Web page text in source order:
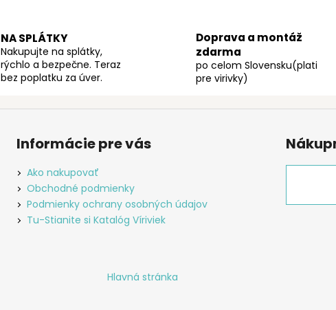
NA SPLÁTKY
Nakupujte na splátky,
rýchlo a bezpečne. Teraz
bez poplatku za úver.
Doprava a montáž
zdarma
po celom Slovensku(plati
pre virivky)
Informácie pre vás
Ako nakupovať
Obchodné podmienky
Podmienky ochrany osobných údajov
Tu-Stianite si Katalóg Víriviek
Hlavná stránka